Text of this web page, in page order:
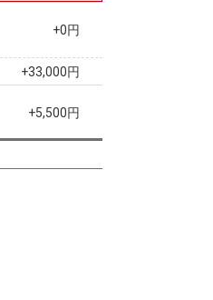
+0円
+33,000円
+5,500円